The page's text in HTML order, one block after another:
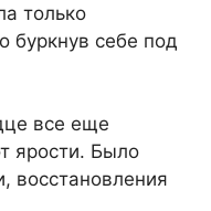
только
буркнув себе под
все еще
ярости. Было
восстановления